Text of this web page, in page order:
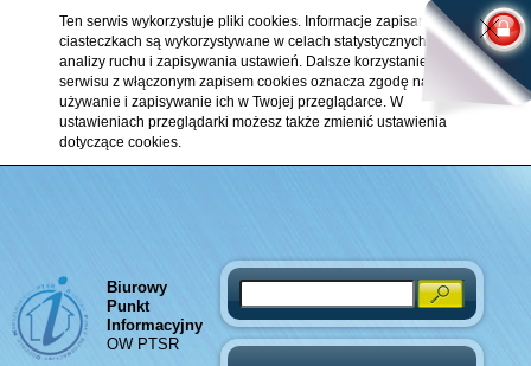
Ten serwis wykorzystuje pliki cookies. Informacje zapisane w
ciasteczkach są wykorzystywane w celach statystycznych,
analizy ruchu i zapisywania ustawień. Dalsze korzystanie z
serwisu z włączonym zapisem cookies oznacza zgodę na ich
używanie i zapisywanie ich w Twojej przeglądarce. W
ustawieniach przeglądarki możesz także zmienić ustawienia
dotyczące cookies.
Biurowy
Punkt
Informacyjny
OW PTSR
Search